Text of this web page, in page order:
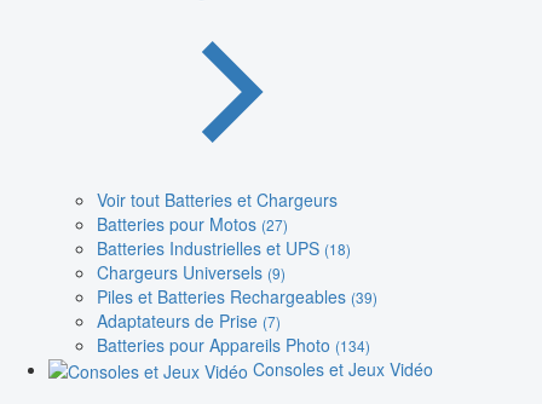
Voir tout Batteries et Chargeurs
Batteries pour Motos (27)
Batteries Industrielles et UPS (18)
Chargeurs Universels (9)
Piles et Batteries Rechargeables (39)
Adaptateurs de Prise (7)
Batteries pour Appareils Photo (134)
Consoles et Jeux Vidéo